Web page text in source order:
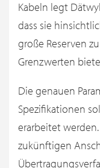
Kabeln legt
dass sie
große Reserven
Grenzwerten
Die genauen
Spezifikationen
erarbeitet
zukünftigen